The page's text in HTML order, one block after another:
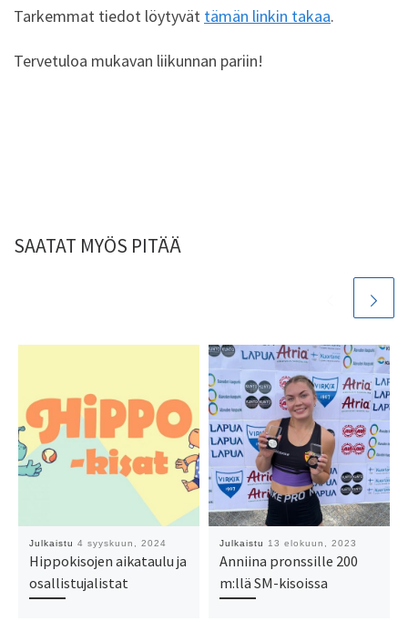
Tarkemmat tiedot löytyvät tämän linkin takaa.
Tervetuloa mukavan liikunnan pariin!
SAATAT MYÖS PITÄÄ
Julkaistu 4 syyskuun, 2024
Hippokisojen aikataulu ja
osallistujalistat
Julkaistu 13 elokuun, 2023
Anniina pronssille 200
m:llä SM-kisoissa